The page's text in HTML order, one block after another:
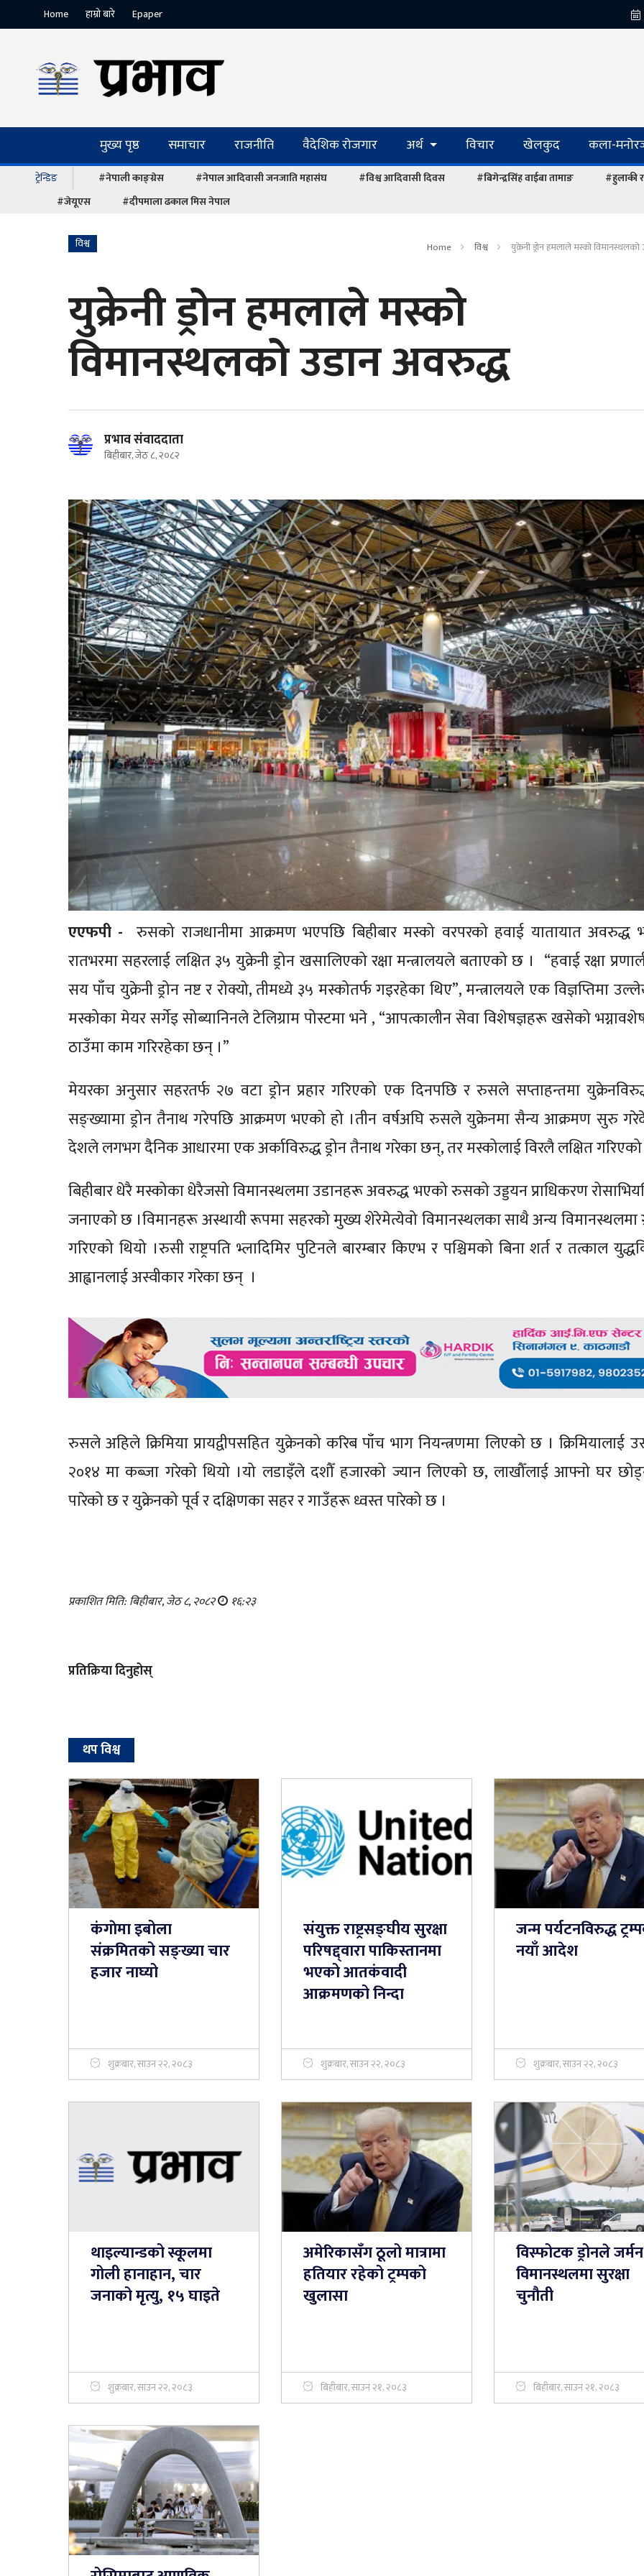
Home हाम्रो बारे Epaper
मुख्य पृष्ठ समाचार राजनीति वैदेशिक रोजगार अर्थ विचार खेलकुद कला-
ट्रेन्डिङ #नेपाली काङ्ग्रेस #नेपाल आदिवासी जनजाति महासंघ #विश्व आदिवासी दिवस #बिगेन्द्रसिंह वाईबा तामाङ
#हुलाकी
#जेयूएस
#दीपमाला ढकाल मिस नेपाल
विश्व Home विश्व युक्रेनी ड्रोन हमलाले मस्को
युक्रेनी ड्रोन हमलाले मस्को
विमानस्थलको उडान अवरुद्ध
प्रभाव संवाददाता
बिहीबार, जेठ ८, २०८२
एएफपी - रुसको राजधानीमा आक्रमण भएपछि बिहीबार मस्को वरपरको हवाई यातायात अवरुद्ध
रातभरमा सहरलाई लक्षित ३५ युक्रेनी ड्रोन खसालिएको रक्षा मन्त्रालयले बताएको छ । “हवाई रक्षा
सय पाँच युक्रेनी ड्रोन नष्ट र रोक्यो, तीमध्ये ३५ मस्कोतर्फ गइरहेका थिए”, मन्त्रालयले एक विज्ञप्तिमा
मस्कोका मेयर सर्गेइ सोब्यानिनले टेलिग्राम पोस्टमा भने , “आपत्कालीन सेवा विशेषज्ञहरू खसेको
ठाउँमा काम गरिरहेका छन् ।”
मेयरका अनुसार सहरतर्फ २७ वटा ड्रोन प्रहार गरिएको एक दिनपछि र रुसले सप्ताहन्तमा
सङ्ख्यामा ड्रोन तैनाथ गरेपछि आक्रमण भएको हो ।तीन वर्षअघि रुसले युक्रेनमा सैन्य आक्रमण सुरु
देशले लगभग दैनिक आधारमा एक अर्काविरुद्ध ड्रोन तैनाथ गरेका छन्, तर मस्कोलाई विरलै लक्षित
बिहीबार धेरै मस्कोका धेरैजसो विमानस्थलमा उडानहरू अवरुद्ध भएको रुसको उड्डयन प्राधिकरण
जनाएको छ ।विमानहरू अस्थायी रूपमा सहरको मुख्य शेरेमेत्येवो विमानस्थलका साथै अन्य विमानस्थलमा
गरिएको थियो ।रुसी राष्ट्रपति भ्लादिमिर पुटिनले बारम्बार किएभ र पश्चिमको बिना शर्त र तत्काल
आह्वानलाई अस्वीकार गरेका छन् ।
रुसले अहिले क्रिमिया प्रायद्वीपसहित युक्रेनको करिब पाँच भाग नियन्त्रणमा लिएको छ ।
२०१४ मा कब्जा गरेको थियो ।यो लडाइँले दशौँ हजारको ज्यान लिएको छ, लाखौँलाई आफ्नो घर
पारेको छ र युक्रेनको पूर्व र दक्षिणका सहर र गाउँहरू ध्वस्त पारेको छ ।
प्रकाशित मिति: बिहीबार, जेठ ८, २०८२ १६:२३
प्रतिक्रिया दिनुहोस्
थप विश्व
कंगाेमा इबोला
संक्रमितको सङ्ख्या चार
हजार नाघ्यो
शुक्रबार, साउन २२, २०८३
संयुक्त राष्ट्रसङ्घीय सुरक्षा
परिषद्द्वारा पाकिस्तानमा
भएको आतकंवादी
आक्रमणको निन्दा
शुक्रबार, साउन २२, २०८३
जन्म पर्यटनविरुद्ध
नयाँ आदेश
शुक्रबार, साउन २२, २०८३
थाइल्यान्डको स्कूलमा
गोली हानाहान, चार
जनाको मृत्यु, १५ घाइते
शुक्रबार, साउन २२, २०८३
अमेरिकासँग ठूलो मात्रामा
हतियार रहेको ट्रम्पको
खुलासा
बिहीबार, साउन २१, २०८३
विस्फोटक ड्रोनले जर्मन
विमानस्थलमा सुरक्षा
चुनौती
बिहीबार, साउन २१, २०८३